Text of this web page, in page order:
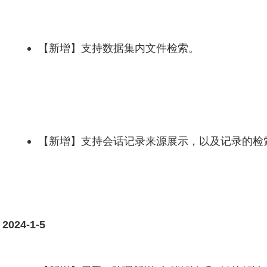
【新增】支持数据集内文件检索。
【新增】支持会话记录来源展示，以及记录的检
2024-1-5